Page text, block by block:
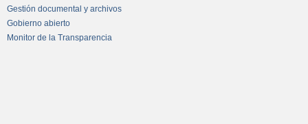
Gestión documental y archivos
Gobierno abierto
Monitor de la Transparencia